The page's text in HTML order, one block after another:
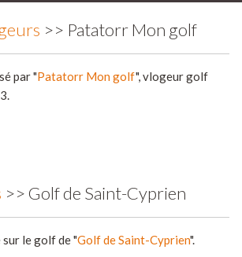
>> Patatorr Mon golf
par "Patatorr Mon golf", vlogeur golf
>> Golf de Saint-Cyprien
le golf de "Golf de Saint-Cyprien".